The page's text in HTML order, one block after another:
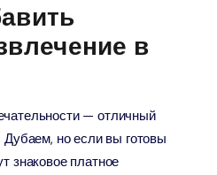
в
— отличный
Дубаем, но если вы готовы
знаковое платное